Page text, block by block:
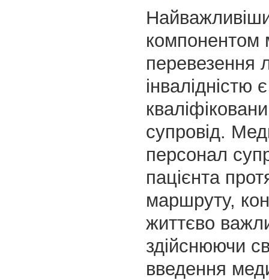
компонентом
перевезення
інвалідністю є
супровід.
персонал
пацієнта
маршруту,
життєво
здійснюючи
введення